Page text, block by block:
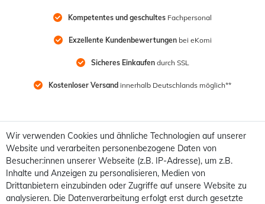
Kompetentes und geschultes Fachpersonal
Exzellente Kundenbewertungen bei eKomi
Sicheres Einkaufen durch SSL
Kostenloser Versand innerhalb Deutschlands möglich**
Wir verwenden Cookies und ähnliche Technologien auf unserer
Website und verarbeiten personenbezogene Daten von
Besucher:innen unserer Webseite (z.B. IP-Adresse), um z.B.
Inhalte und Anzeigen zu personalisieren, Medien von
Drittanbietern einzubinden oder Zugriffe auf unsere Website zu
analysieren. Die Datenverarbeitung erfolgt erst durch gesetzte